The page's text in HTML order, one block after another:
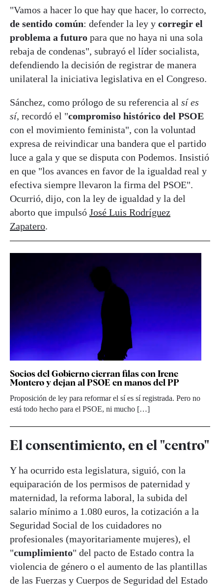
"Vamos a hacer lo que hay que hacer, lo correcto,
de sentido común: defender la ley y corregir el
problema a futuro para que no haya ni una sola
rebaja de condenas", subrayó el líder socialista,
defendiendo la decisión de registrar de manera
unilateral la iniciativa legislativa en el Congreso.
Sánchez, como prólogo de su referencia al sí es
sí, recordó el "compromiso histórico del PSOE
con el movimiento feminista", con la voluntad
expresa de reivindicar una bandera que el partido
luce a gala y que se disputa con Podemos. Insistió
en que "los avances en favor de la igualdad real y
efectiva siempre llevaron la firma del PSOE".
Ocurrió, dijo, con la ley de igualdad y la del
aborto que impulsó José Luis Rodríguez
Zapatero.
Socios del Gobierno cierran filas con Irene
Montero y dejan al PSOE en manos del PP
Proposición de ley para reformar el sí es sí registrada. Pero no
está todo hecho para el PSOE, ni mucho […]
El consentimiento, en el "centro"
Y ha ocurrido esta legislatura, siguió, con la
equiparación de los permisos de paternidad y
maternidad, la reforma laboral, la subida del
salario mínimo a 1.080 euros, la cotización a la
Seguridad Social de los cuidadores no
profesionales (mayoritariamente mujeres), el
"cumplimiento" del pacto de Estado contra la
violencia de género o el aumento de las plantillas
de las Fuerzas y Cuerpos de Seguridad del Estado